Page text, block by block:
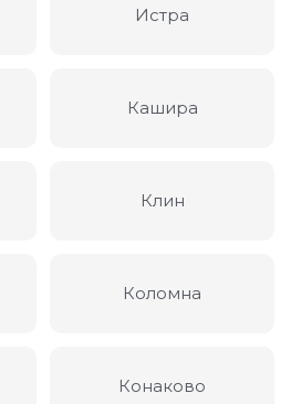
Истра
Кашира
Клин
Коломна
Конаково